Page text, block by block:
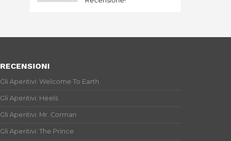
RECENSIONI
Gli Aperitivi: Welcome To Earth
Gli Aperitivi: Heels
Gli Aperitivi: Mr. Corman
Gli Aperitivi: The Prince